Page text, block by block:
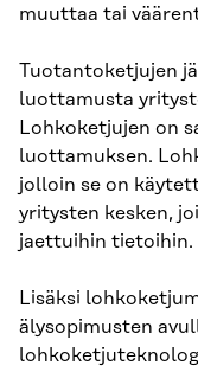
muuttaa tai
Tuotantoketjujen
luottamusta
Lohkoketjujen on
luottamuksen.
jolloin se on
yritysten kesken,
jaettuihin tietoihin.
Lisäksi
älysopimusten